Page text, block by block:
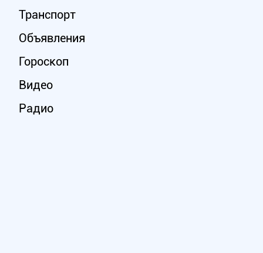
Транспорт
Объявления
Гороскоп
Видео
Радио